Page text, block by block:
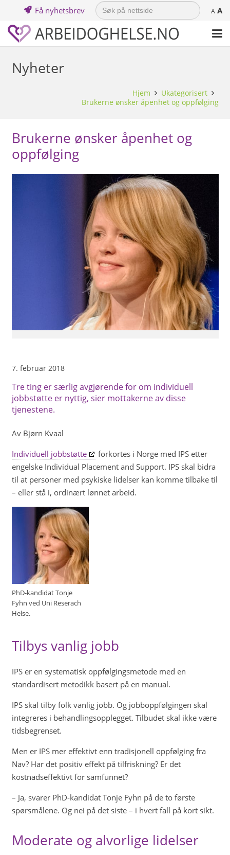
Få nyhetsbrev
Search
for: A A
Nyheter
Hjem
Ukategorisert
Brukerne ønsker åpenhet og oppfølging
Brukerne ønsker åpenhet og
oppfølging
7. februar 2018
Tre ting er særlig avgjørende for om individuell
jobbstøtte er nyttig, sier mottakerne av disse
tjenestene.
Av Bjørn Kvaal
Individuell jobbstøtte
forkortes i Norge med IPS etter
engelske Individual Placement and Support. IPS skal bidra
til at personer med psykiske lidelser kan komme tilbake til
– eller stå i, ordinært lønnet arbeid.
PhD-kandidat Tonje
Fyhn ved Uni Reserach
Helse.
Tilbys vanlig jobb
IPS er en systematisk oppfølgingsmetode med en
standardisert metodikk basert på en manual.
IPS skal tilby folk vanlig jobb. Og jobboppfølgingen skal
integreres i behandlingsopplegget. Tilbudet skal ikke være
tidsbegrenset.
Men er IPS mer effektivt enn tradisjonell oppfølging fra
Nav? Har det positiv effekt på tilfriskning? Er det
kostnadseffektivt for samfunnet?
– Ja, svarer PhD-kandidat Tonje Fyhn på de to første
spørsmålene. Og nei på det siste – i hvert fall på kort sikt.
Moderate og alvorlige lidelser